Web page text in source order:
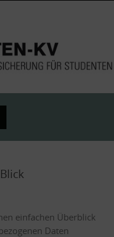
einfachen Überblick
Daten